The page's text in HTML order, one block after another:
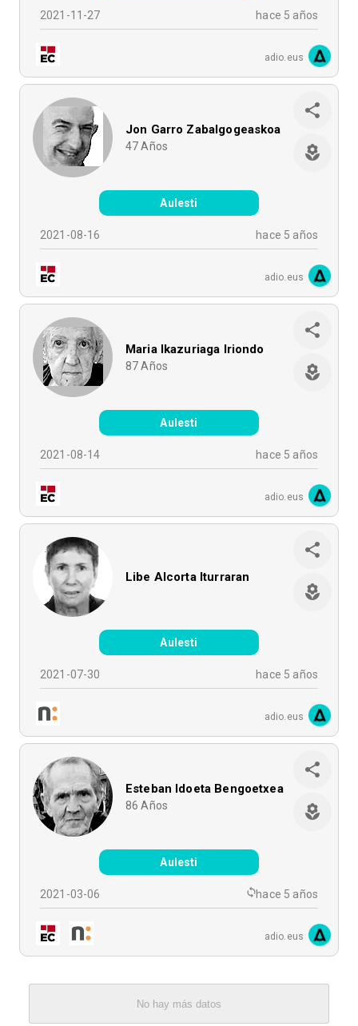
2021-11-27 hace 5 años
adio.eus
Jon Garro Zabalgogeaskoa
47 Años
Aulesti
2021-08-16 hace 5 años
adio.eus
Maria Ikazuriaga Iriondo
87 Años
Aulesti
2021-08-14 hace 5 años
adio.eus
Libe Alcorta Iturraran
Aulesti
2021-07-30 hace 5 años
adio.eus
Esteban Idoeta Bengoetxea
86 Años
Aulesti
2021-03-06 hace 5 años
adio.eus
No hay más datos